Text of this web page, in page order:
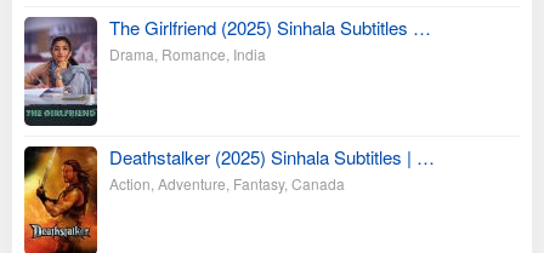
The Girlfriend (2025) Sinhala Subtitles …
Drama Romance India
Deathstalker (2025) Sinhala Subtitles | …
Action Adventure Fantasy, Canada